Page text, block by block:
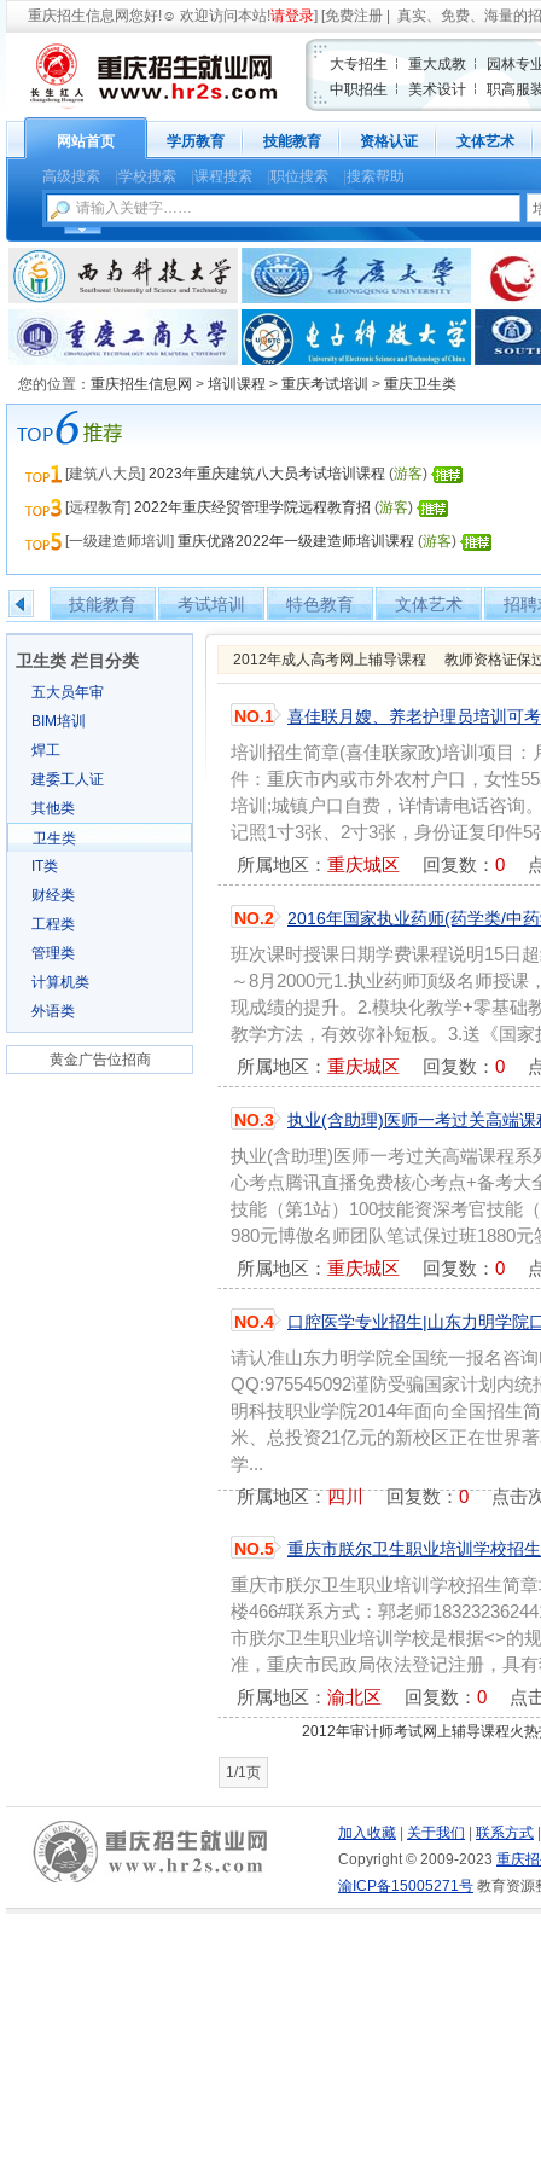
重庆招生信息网您好!☺ 欢迎访问本站!请登录] [免费注册 | 真实、免费、海量的
大专招生 重大成教
园林专
中职招生
美术设计 职高服
网站首页 学历教育 技能教育 资格认证 文体艺术
高级搜索 学校搜索 课程搜索 职位搜索 搜索帮助
您的位置： 重庆招生信息网 > 培训课程 > 重庆考试培训 > 重庆卫生类
[建筑八大员] 2023年重庆建筑八大员考试培训课程 (游客)
[远程教育] 2022年重庆经贸管理学院远程教育招 (游客)
[一级建造师培训] 重庆优路2022年一级建造师培训课程 (游客)
技能教育 考试培训 特色教育 文体艺术 招聘
卫生类 栏目分类
五大员年审
BIM培训
焊工
建委工人证
其他类
卫生类
IT类
财经类
工程类
管理类
计算机类
外语类
黄金广告位招商
2012年成人高考网上辅导课程 教师资格证保
NO.1 喜佳联月嫂、养老护理员培训可
培训招生简章(喜佳联家政)培训项目
件：重庆市内或市外农村户口，女性
培训;城镇户口自费，详情请电话咨询
记照1寸3张、2寸3张，身份证复印件
所属地区： 重庆城区 回复数： 0 点
NO.2 2016年国家执业药师(药学类/中
班次课时授课日期学费课程说明15日
～8月2000元1.执业药师顶级名师授
现成绩的提升。2.模块化教学+零基础
教学方法，有效弥补短板。3.送《国
所属地区： 重庆城区 回复数： 0 点
NO.3 执业(含助理)医师一考过关高端课
执业(含助理)医师一考过关高端课程
心考点腾讯直播免费核心考点+备考
技能（第1站）100技能资深考官技能
980元博傲名师团队笔试保过班1880
所属地区： 重庆城区 回复数： 0 点
NO.4 口腔医学专业招生|山东力明学院
请认准山东力明学院全国统一报名咨
QQ:975545092谨防受骗国家计划内
明科技职业学院2014年面向全国招生
米、总投资21亿元的新校区正在世界
学...
所属地区：四川回复数：0点击
NO.5 重庆市朕尔卫生职业培训学校招
重庆市朕尔卫生职业培训学校招生简
楼466#联系方式：郭老师
市朕尔卫生职业培训学校是根据<>的
准，重庆市民政局依法登记注册，具
所属地区： 渝北区 回复数： 0 点
2012年审计师考试网上辅导课程火热
1/1页
加入收藏 关于我们 联系方式
Copyright © 2009-2023 重庆
渝ICP备15005271号 教育资源